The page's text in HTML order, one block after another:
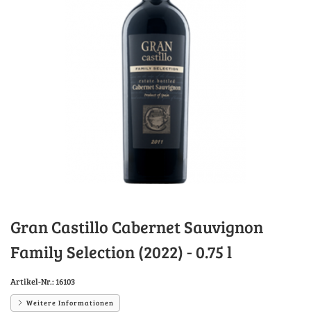
Gran Castillo Cabernet Sauvignon
Family Selection (2022) - 0.75 l
Artikel-Nr.:16103
Weitere Informationen